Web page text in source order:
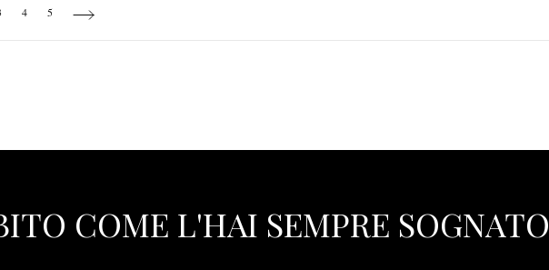
reading page
Page
4 Page
5 Page
Next
COME L'HAI SEMPRE SOGNATO